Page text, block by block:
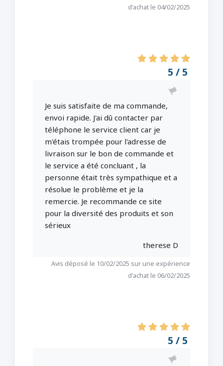
d'achat le 04/02/2025
5 / 5
Je suis satisfaite de ma commande,
envoi rapide. J'ai dû contacter par
téléphone le service client car je
m'étais trompée pour l'adresse de
livraison sur le bon de commande et
le service a été concluant , la
personne était très sympathique et a
résolue le problème et je la
remercie. Je recommande ce site
pour la diversité des produits et son
sérieux
therese D
Avis déposé le 10/02/2025 sur une expérience
d'achat le 06/02/2025
5 / 5